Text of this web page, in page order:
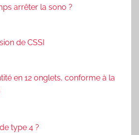
arrêter la sono ?
de CSSI
en 12 onglets, conforme à la
type 4 ?